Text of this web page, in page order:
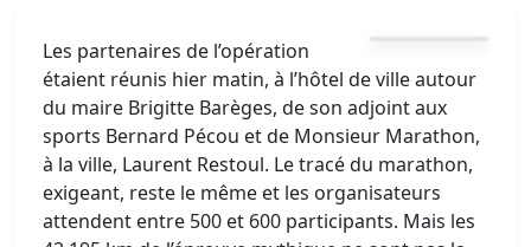
Les partenaires de l’opération
étaient réunis hier matin, à l’hôtel de ville autour
du maire Brigitte Barèges, de son adjoint aux
sports Bernard Pécou et de Monsieur Marathon,
à la ville, Laurent Restoul. Le tracé du marathon,
exigeant, reste le même et les organisateurs
attendent entre 500 et 600 participants. Mais les